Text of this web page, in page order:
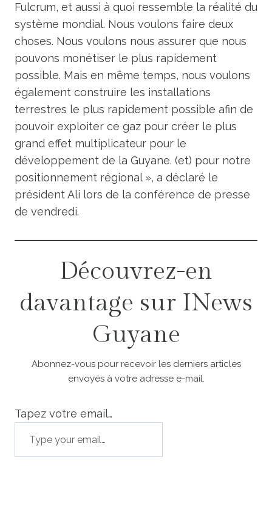
Fulcrum, et aussi à quoi ressemble la réalité du
système mondial. Nous voulons faire deux
choses. Nous voulons nous assurer que nous
pouvons monétiser le plus rapidement
possible. Mais en même temps, nous voulons
également construire les installations
terrestres le plus rapidement possible afin de
pouvoir exploiter ce gaz pour créer le plus
grand effet multiplicateur pour le
développement de la Guyane. (et) pour notre
positionnement régional », a déclaré le
président Ali lors de la conférence de presse
de vendredi.
Découvrez-en
davantage sur INews
Guyane
Abonnez-vous pour recevoir les derniers articles
envoyés à votre adresse e-mail.
Tapez votre email…